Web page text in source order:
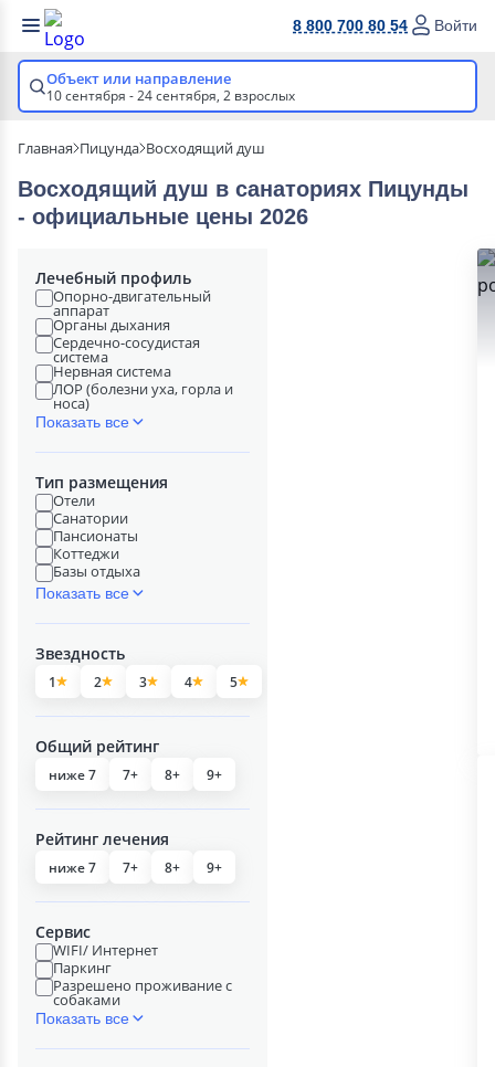
8 800 700 80 54 Войти
Объект или направление
10 сентября - 24 сентября, 2 взрослых
Главная Пицунда Восходящий душ
Восходящий душ в cанаториях Пицунды
- официальные цены 2026
Лечебный профиль
Опорно-двигательный
аппарат
Органы дыхания
Сердечно-сосудистая
система
Нервная система
ЛОР (болезни уха, горла и
носа)
Показать все
Тип размещения
Отели
Санатории
Пансионаты
Коттеджи
Базы отдыха
Показать все
Звездность
1 2 3 4 5
Общий рейтинг
ниже 7 7+ 8+ 9+
Рейтинг лечения
ниже 7 7+ 8+ 9+
Сервис
WIFI/ Интернет
Паркинг
Разрешено проживание с
собаками
Показать все